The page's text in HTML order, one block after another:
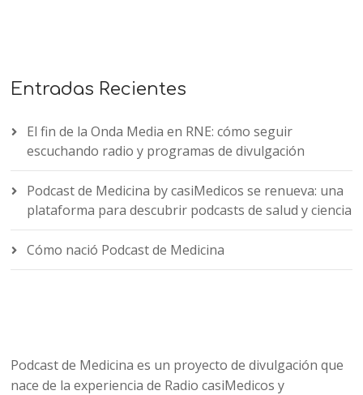
Entradas Recientes
El fin de la Onda Media en RNE: cómo seguir
escuchando radio y programas de divulgación
Podcast de Medicina by casiMedicos se renueva: una
plataforma para descubrir podcasts de salud y ciencia
Cómo nació Podcast de Medicina
Podcast de Medicina es un proyecto de divulgación que
nace de la experiencia de Radio casiMedicos y